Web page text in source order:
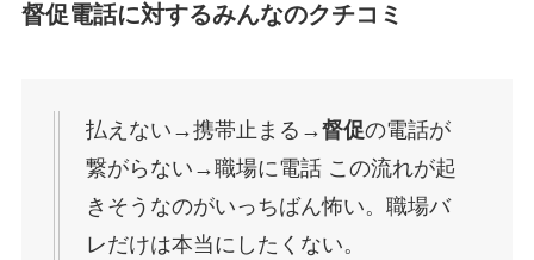
督促電話に対するみんなのクチコミ
払えない→携帯止まる→督促の電話が
繋がらない→職場に電話 この流れが起
きそうなのがいっちばん怖い。職場バ
レだけは本当にしたくない。